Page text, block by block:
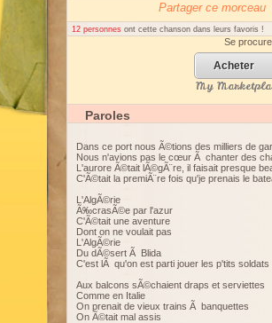
Partager ce morceau
12 personnes ont cette chanson dans leurs favoris !
Se
Acheter
My
Paroles
Dans ce port nous Ã©tions des milliers de
Nous n'avions pas le cœur Ã chanter des
L'aurore Ã©tait lÃ©gÃ¨re, il faisait presque
C'Ã©tait la premiÃ¨re fois qu'je prenais le
L'AlgÃ©rie
Ã‰crasÃ©e par l'azur
C'Ã©tait une aventure
Dont on ne voulait pas
L'AlgÃ©rie
Du dÃ©sert Ã Blida
C'est lÃ qu'on est parti jouer les p'tits soldats
Aux balcons sÃ©chaient draps et serviettes
Comme en Italie
On prenait de vieux trains Ã banquettes
On Ã©tait mal assis